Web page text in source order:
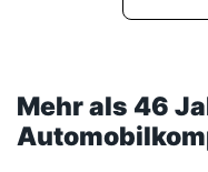
Mehr als 46